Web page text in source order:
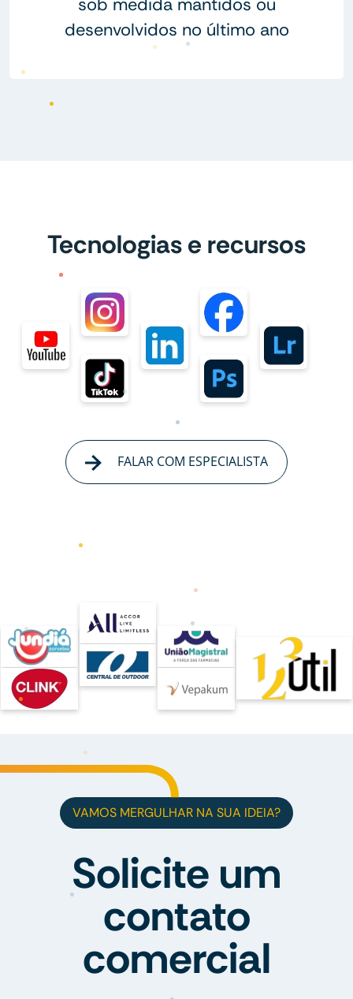
desenvolvidos no último ano
Tecnologias e recursos
FALAR COM ESPECIALISTA
VAMOS MERGULHAR NA SUA IDEIA?
Solicite um
contato
comercial